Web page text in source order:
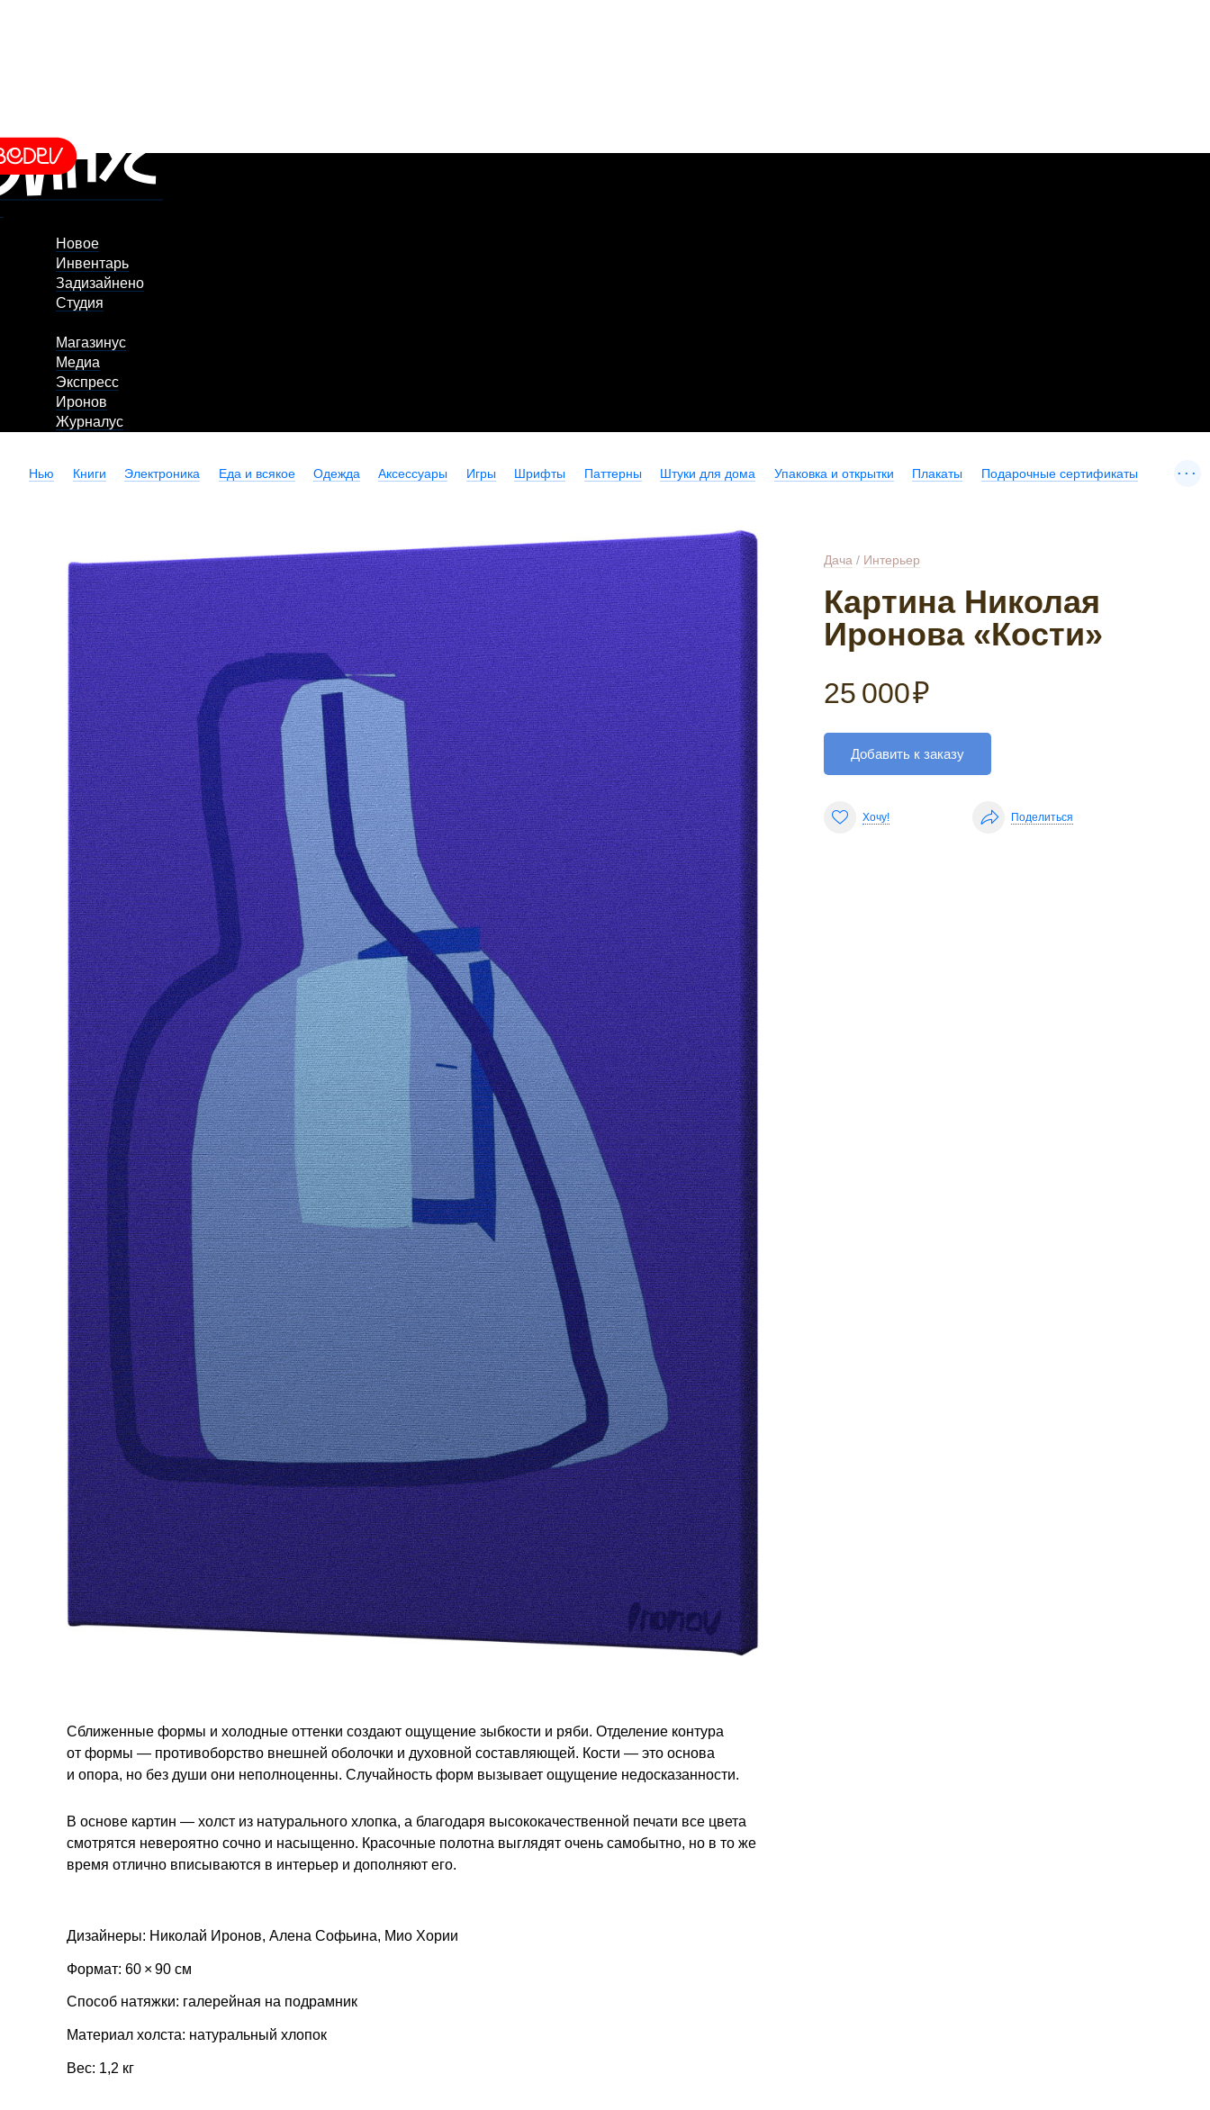
Новое
Инвентарь
Задизайнено
Студия
Магазинус
Медиа
Экспресс
Иронов
Журналус
Нью Книги Электроника Еда и всякое Одежда Аксессуары Игры Шрифты Паттерны Штуки для дома Упаковка и открытки Плакаты Подарочные сертификаты ...
Дача / Интерьер
Картина Николая
Иронова «Кости»
25 000₽
Добавить к заказу
Хочу! Поделиться
Сближенные формы и холодные оттенки создают ощущение зыбкости и ряби. Отделение контура
от формы — противоборство внешней оболочки и духовной составляющей. Кости — это основа
и опора, но без души они неполноценны. Случайность форм вызывает ощущение недосказанности.
В основе картин — холст из натурального хлопка, а благодаря высококачественной печати все цвета
смотрятся невероятно сочно и насыщенно. Красочные полотна выглядят очень самобытно, но в то же
время отлично вписываются в интерьер и дополняют его.
Дизайнеры: Николай Иронов, Алена Софьина, Мио Хории
Формат: 60 × 90 см
Способ натяжки: галерейная на подрамник
Материал холста: натуральный хлопок
Вес: 1,2 кг